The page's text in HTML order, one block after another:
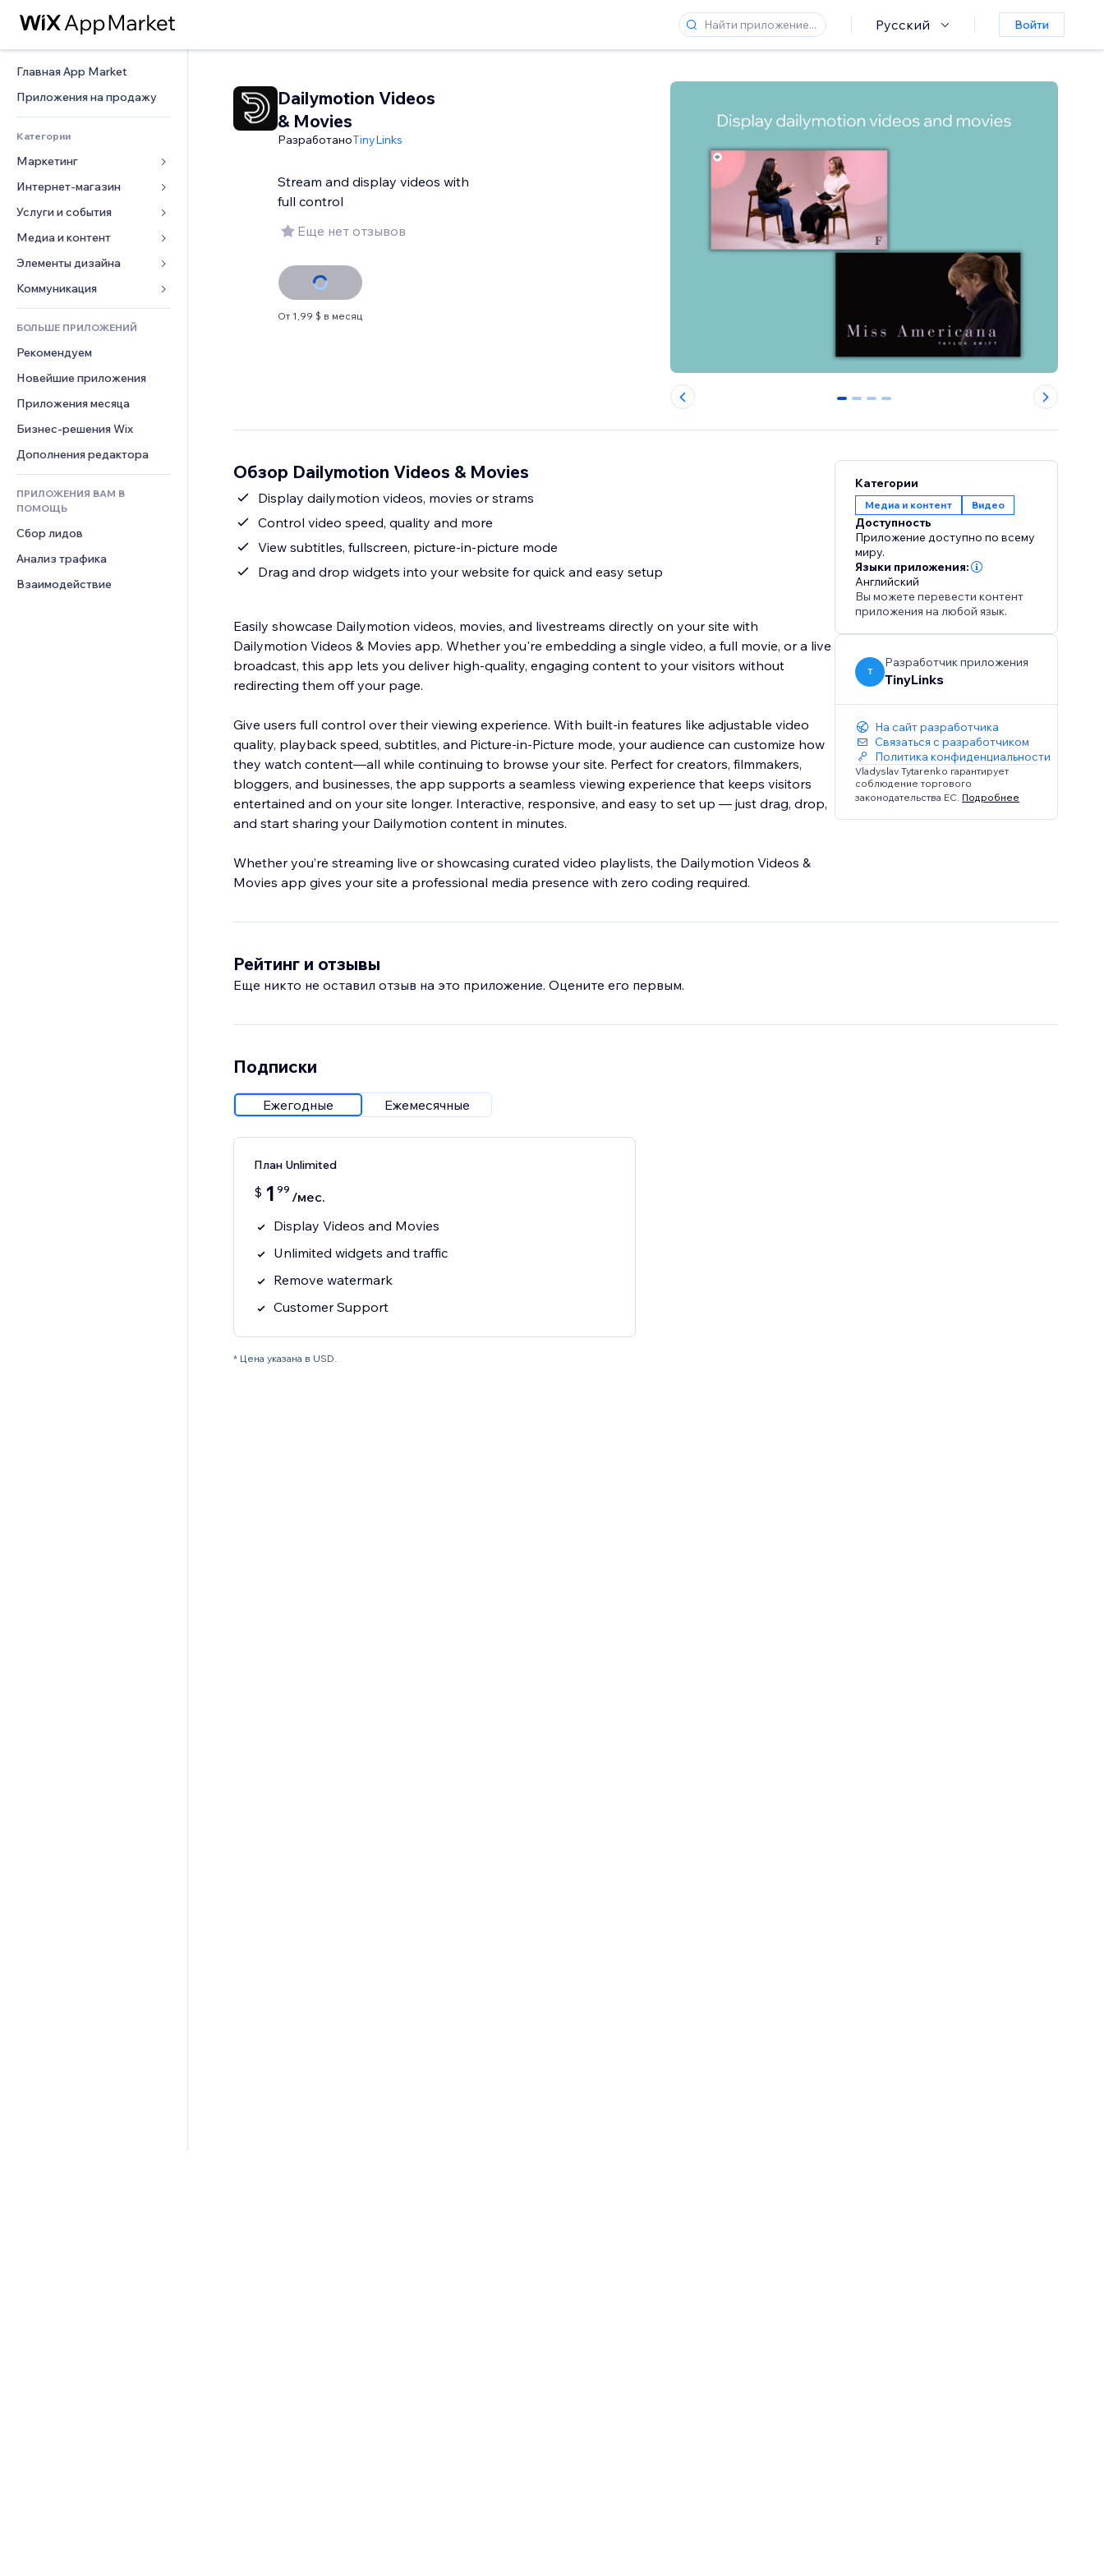
Русский Войти
Главная App Market
Приложения на продажу
Категории
Маркетинг
Реклама
Моб. версия
Веб-аналитика
Списки сайтов
Эл. почта
Интернет-магазин
Приложения для магазинов
Доставка
Кнопки продаж
Бухгалтерский учет
Купоны и лояльность
Складские услуги
Еда и напитки
Услуги и события
Отели
События
Рестораны
Недвижимость
Онлайн-запись
Медиа и контент
Галерея
Музыка
Подкасты
Фотография
Видео
PDF
Обмен файлами
Новости
Элементы дизайна
Карты и навигация
Конфиденциальность и
безопасность
Часы
Баннеры и значки
Калькуляторы
Погода
Графики и таблицы
Формы
Опросы
Чат
Комментарии
Телефон
Сообщество
Отзывы и комментарии
Управление отношениями с
клиентом (CRM)
БОЛЬШЕ ПРИЛОЖЕНИЙ
Рекомендуем
Новейшие приложения
Приложения месяца
Бизнес-решения Wix
Дополнения редактора
ПРИЛОЖЕНИЯ ВАМ В
ПОМОЩЬ
Сбор лидов
Анализ трафика
Взаимодействие
Dailymotion Videos
& Movies
РазработаноTinyLinks
Stream and display videos with
full control
Еще нет отзывов
От 1,99 $ в месяц
0 1 2 3
Обзор Dailymotion Videos & Movies
Display dailymotion videos, movies or strams
Control video speed, quality and more
View subtitles, fullscreen, picture-in-picture mode
Drag and drop widgets into your website for quick and easy setup
Easily showcase Dailymotion videos, movies, and livestreams directly on your site with
Dailymotion Videos & Movies app. Whether you're embedding a single video, a full movie, or a live
broadcast, this app lets you deliver high-quality, engaging content to your visitors without
redirecting them off your page.
Give users full control over their viewing experience. With built-in features like adjustable video
quality, playback speed, subtitles, and Picture-in-Picture mode, your audience can customize how
they watch content—all while continuing to browse your site. Perfect for creators, filmmakers,
bloggers, and businesses, the app supports a seamless viewing experience that keeps visitors
entertained and on your site longer. Interactive, responsive, and easy to set up — just drag, drop,
and start sharing your Dailymotion content in minutes.
Whether you’re streaming live or showcasing curated video playlists, the Dailymotion Videos &
Movies app gives your site a professional media presence with zero coding required.
Категории
Медиа и контент Видео
Доступность
Приложение доступно по всему
миру.
Языки приложения:
Английский
Вы можете перевести контент
приложения на любой язык.
T
Разработчик приложения
TinyLinks
На сайт разработчика
Связаться с разработчиком
Политика конфиденциальности
Vladyslav Tytarenko гарантирует
соблюдение торгового
законодательства ЕС. Подробнее
Рейтинг и отзывы
Еще никто не оставил отзыв на это приложение. Оцените его первым.
Подписки
Ежегодные Ежемесячные
План Unlimited
$ 1 99 /мес.
Display Videos and Movies
Unlimited widgets and traffic
Remove watermark
Customer Support
* Цена указана в USD.